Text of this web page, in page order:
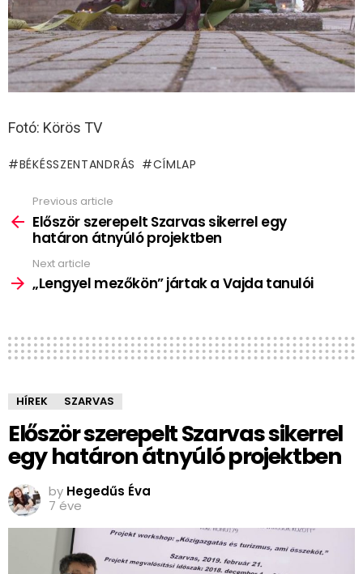
Fotó: Körös TV
BÉKÉSSZENTANDRÁS CÍMLAP
more
Previous article
Először szerepelt Szarvas sikerrel egy
határon átnyúló projektben
Next article
„Lengyel mezőkön” jártak a Vajda tanulói
HÍREK SZARVAS
Először szerepelt Szarvas sikerrel
egy határon átnyúló projektben
by Hegedűs Éva
7 éve